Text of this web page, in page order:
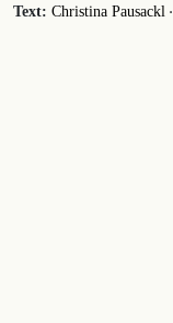
Text: Christina Pausackl ·